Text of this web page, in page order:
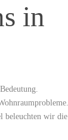
in
⁤beleuchten wir die